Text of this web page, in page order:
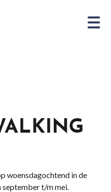
woensdagochtend in de
september t/m mei.